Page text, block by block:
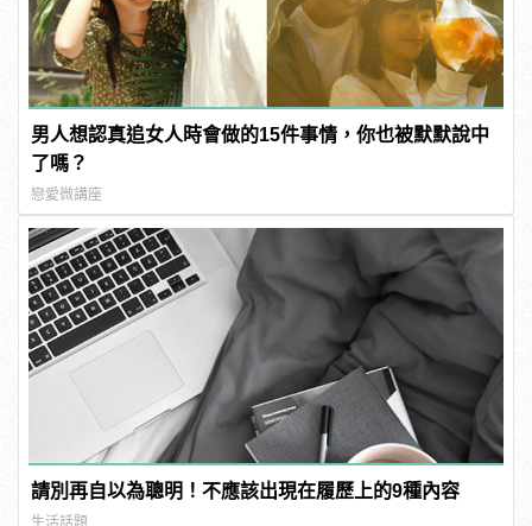
男人想認真追女人時會做的15件事情，你也被默默說中
了嗎？
戀愛微講座
請別再自以為聰明！不應該出現在履歷上的9種內容
生活話題